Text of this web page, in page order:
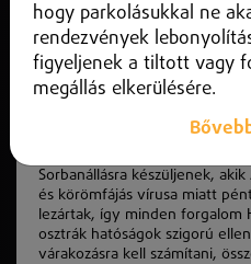
Sorbanállásra készüljenek,
és körömfájás vírusa miatt
lezártak, így minden forgalom
osztrák hatóságok szigorú
várakozásra kell számítani,
hogy parkolásukkal ne
rendezvények
figyeljenek a tiltott vagy
megállás elkerülésére.